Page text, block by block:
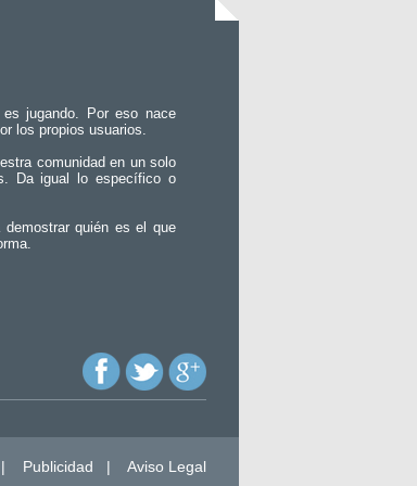
jugando. Por eso nace
los propios usuarios.
comunidad en un solo
Da igual lo específico o
quién es el que
Publicidad | Aviso Legal